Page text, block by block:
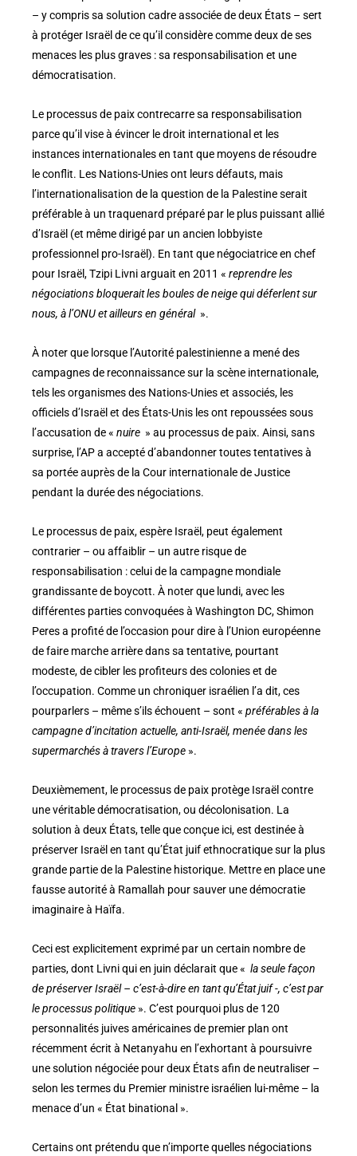
– y compris sa solution cadre associée de deux États – sert
à protéger Israël de ce qu’il considère comme deux de ses
menaces les plus graves : sa responsabilisation et une
démocratisation.
Le processus de paix contrecarre sa responsabilisation
parce qu’il vise à évincer le droit international et les
instances internationales en tant que moyens de résoudre
le conflit. Les Nations-Unies ont leurs défauts, mais
l’internationalisation de la question de la Palestine serait
préférable à un traquenard préparé par le plus puissant allié
d’Israël (et même dirigé par un ancien lobbyiste
professionnel pro-Israël). En tant que négociatrice en chef
pour Israël, Tzipi Livni arguait en 2011 « reprendre les
négociations bloquerait les boules de neige qui déferlent sur
nous, à l’ONU et ailleurs en général ».
À noter que lorsque l’Autorité palestinienne a mené des
campagnes de reconnaissance sur la scène internationale,
tels les organismes des Nations-Unies et associés, les
officiels d’Israël et des États-Unis les ont repoussées sous
l’accusation de « nuire » au processus de paix. Ainsi, sans
surprise, l’AP a accepté d’abandonner toutes tentatives à
sa portée auprès de la Cour internationale de Justice
pendant la durée des négociations.
Le processus de paix, espère Israël, peut également
contrarier – ou affaiblir – un autre risque de
responsabilisation : celui de la campagne mondiale
grandissante de boycott. À noter que lundi, avec les
différentes parties convoquées à Washington DC, Shimon
Peres a profité de l’occasion pour dire à l’Union européenne
de faire marche arrière dans sa tentative, pourtant
modeste, de cibler les profiteurs des colonies et de
l’occupation. Comme un chroniquer israélien l’a dit, ces
pourparlers – même s’ils échouent – sont « préférables à la
campagne d’incitation actuelle, anti-Israël, menée dans les
supermarchés à travers l’Europe ».
Deuxièmement, le processus de paix protège Israël contre
une véritable démocratisation, ou décolonisation. La
solution à deux États, telle que conçue ici, est destinée à
préserver Israël en tant qu’État juif ethnocratique sur la plus
grande partie de la Palestine historique. Mettre en place une
fausse autorité à Ramallah pour sauver une démocratie
imaginaire à Haïfa.
Ceci est explicitement exprimé par un certain nombre de
parties, dont Livni qui en juin déclarait que « la seule façon
de préserver Israël – c’est-à-dire en tant qu’État juif -, c’est par
le processus politique ». C’est pourquoi plus de 120
personnalités juives américaines de premier plan ont
récemment écrit à Netanyahu en l’exhortant à poursuivre
une solution négociée pour deux États afin de neutraliser –
selon les termes du Premier ministre israélien lui-même – la
menace d’un « État binational ».
Certains ont prétendu que n’importe quelles négociations